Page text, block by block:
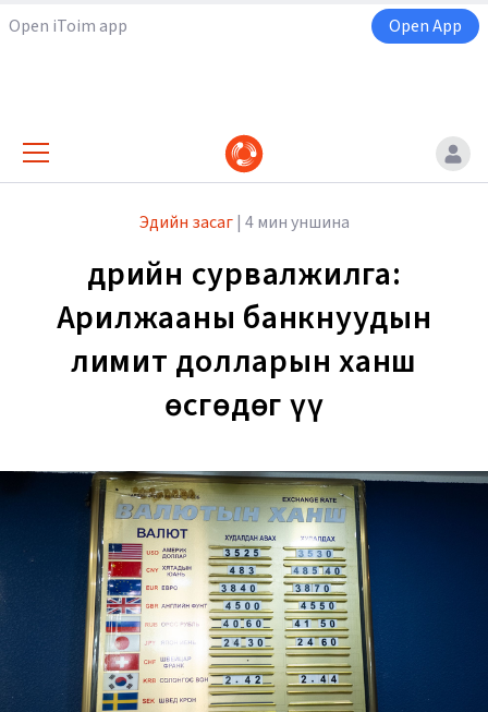
Open iToim app Open App
Эдийн засаг | 4 мин уншина
Өдрийн сурвалжилга:
Арилжааны банкнуудын
лимит долларын ханш
өсгөдөг үү